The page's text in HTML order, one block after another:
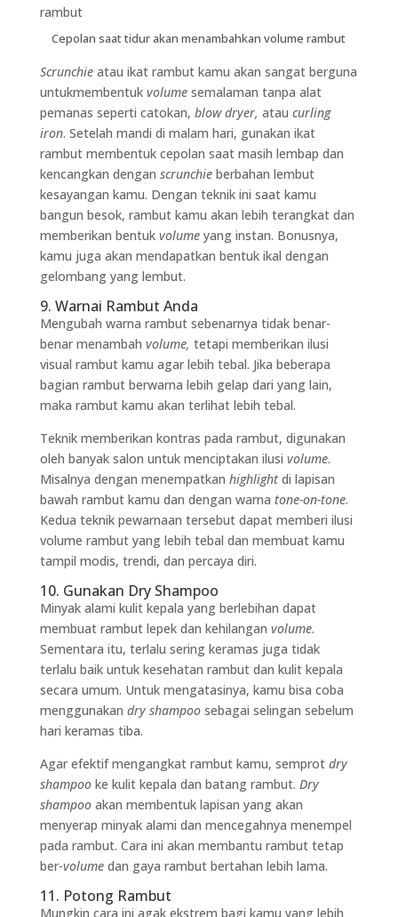
Cepolan saat tidur akan menambahkan volume rambut
Scrunchieatau ikat rambut kamu akan sangat berguna
untukmembentuk volume semalaman tanpa alat
pemanas seperti catokan, blow dryer, atau curling
iron. Setelah mandi di malam hari, gunakan ikat
rambut membentuk cepolan saat masih lembap dan
kencangkan dengan scrunchie berbahan lembut
kesayangan kamu. Dengan teknik ini saat kamu
bangun besok, rambut kamu akan lebih terangkat dan
memberikan bentuk volumeyang instan. Bonusnya,
kamu juga akan mendapatkan bentuk ikal dengan
gelombang yang lembut.
9. Warnai Rambut Anda
Mengubah warna rambut sebenarnya tidak benar-
benar menambah volume, tetapi memberikan ilusi
visual rambut kamu agar lebih tebal. Jika beberapa
bagian rambut berwarna lebih gelap dari yang lain,
maka rambut kamu akan terlihat lebih tebal.
Teknik memberikan kontras pada rambut, digunakan
oleh banyak salon untuk menciptakan ilusi volume.
Misalnya dengan menempatkan highlightdi lapisan
bawah rambut kamu dan dengan warna tone-on-tone.
Kedua teknik pewarnaan tersebut dapat memberi ilusi
volume rambut yang lebih tebal dan membuat kamu
tampil modis, trendi, dan percaya diri.
10. Gunakan Dry Shampoo
Minyak alami kulit kepala yang berlebihan dapat
membuat rambut lepek dan kehilangan volume.
Sementara itu, terlalu sering keramas juga tidak
terlalu baik untuk kesehatan rambut dan kulit kepala
secara umum. Untuk mengatasinya, kamu bisa coba
menggunakan dry shampoosebagai selingan sebelum
hari keramas tiba.
Agar efektif mengangkat rambut kamu, semprot dry
shampooke kulit kepala dan batang rambut. Dry
shampooakan membentuk lapisan yang akan
menyerap minyak alami dan mencegahnya menempel
pada rambut. Cara ini akan membantu rambut tetap
ber-volumedan gaya rambut bertahan lebih lama.
11. Potong Rambut
Mungkin cara ini agak ekstrem bagi kamu yang lebih